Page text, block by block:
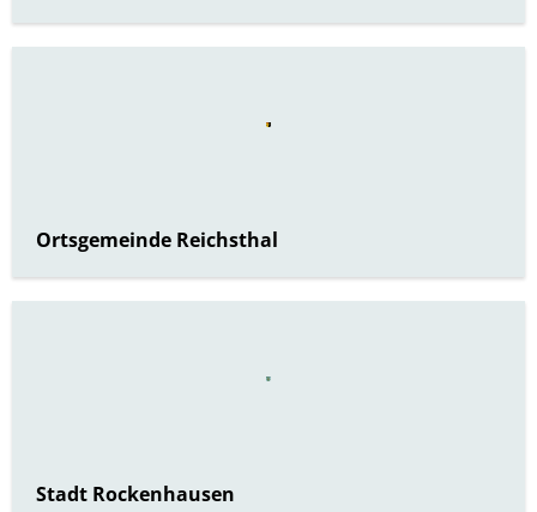
Ortsgemeinde Reichsthal
Stadt Rockenhausen